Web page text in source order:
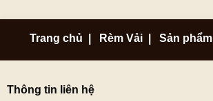
Trang chủ Rèm Vải Sản phẩm
Thông tin liên hệ